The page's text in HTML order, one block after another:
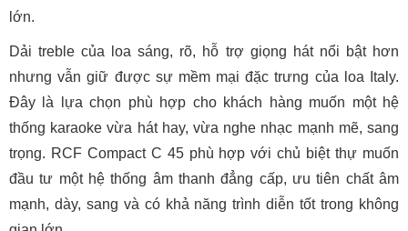
lớn.
Dải treble của loa sáng, rõ, hỗ trợ giọng hát nổi bật hơn
nhưng vẫn giữ được sự mềm mại đặc trưng của loa Italy.
Đây là lựa chọn phù hợp cho khách hàng muốn một hệ
thống karaoke vừa hát hay, vừa nghe nhạc mạnh mẽ, sang
trọng. RCF Compact C 45 phù hợp với chủ biệt thự muốn
đầu tư một hệ thống âm thanh đẳng cấp, ưu tiên chất âm
mạnh, dày, sang và có khả năng trình diễn tốt trong không